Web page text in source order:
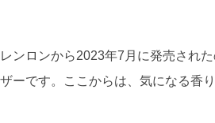
ンロンから2023年7月に発売され
ーです。ここからは、気になる香